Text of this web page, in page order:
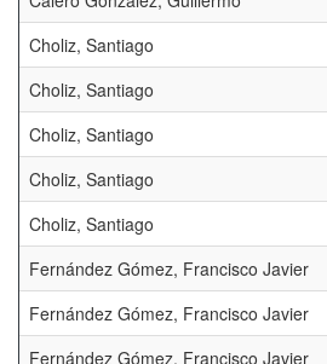
Choliz, Santiago
Choliz, Santiago
Choliz, Santiago
Choliz, Santiago
Choliz, Santiago
Fernández Gómez, Francisco Javier
Fernández Gómez, Francisco Javier
Fernández Gómez, Francisco Javier